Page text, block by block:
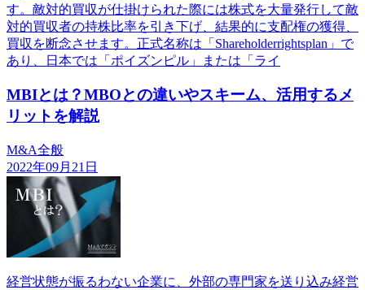
す。敵対的買収が仕掛けられた際には株式を大量発行して敵
対的買収者の持株比率を引き下げ、結果的に支配権の獲得、
買収を断念させます。正式名称は「Shareholderrightsplan」で
あり、日本では「ポイズンピル」または「ライ
MBIとは？MBOとの違いやスキーム、活用するメ
リットを解説
M&A全般
2022年09月21日
経営状態が振るわない企業に、外部の専門家を送り込み経営